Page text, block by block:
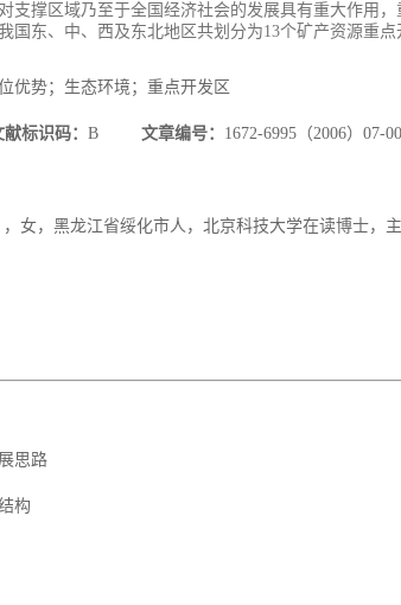
支撑区域乃至于全国经济社会的发展具有重大作用
国东、中、西及东北地区共划分为13个矿产资源重
优势；生态环境；重点开发区
献标识码： B 文章编号： 1672-6995（2006）07-
女，黑龙江省绥化市人，北京科技大学在读博士，
思路
构